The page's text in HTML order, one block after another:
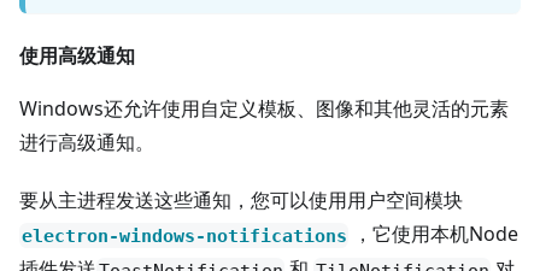
使用高级通知
Windows还允许使用自定义模板、图像和其他灵活的元素
进行高级通知。
要从主进程发送这些通知，您可以使用用户空间模块
electron-windows-notifications
，它使用本机Node